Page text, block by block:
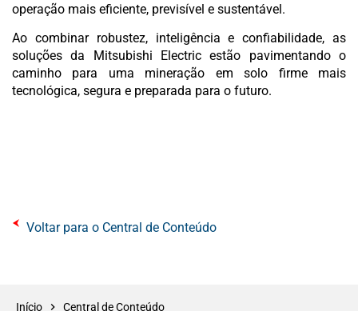
operação mais eficiente, previsível e sustentável.
Ao combinar robustez, inteligência e confiabilidade, as
soluções da Mitsubishi Electric estão pavimentando o
caminho para uma mineração em solo firme mais
tecnológica, segura e preparada para o futuro.
Voltar para o Central de Conteúdo
Início Central de Conteúdo